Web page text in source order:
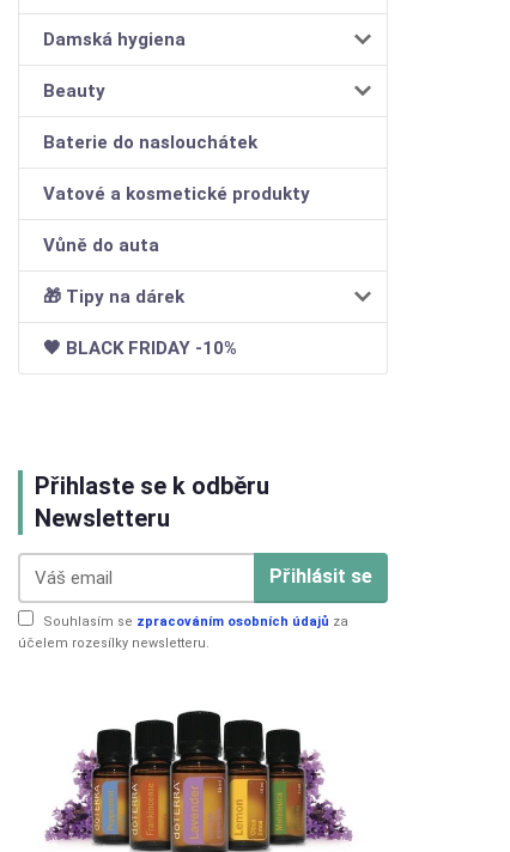
Damská hygiena
Beauty
Baterie do naslouchátek
Vatové a kosmetické produkty
Vůně do auta
🎁 Tipy na dárek
🖤 BLACK FRIDAY -10%
Přihlaste se k odběru
Newsletteru
Přihlásit se
Souhlasím se zpracováním osobních údajů za
účelem rozesílky newsletteru.